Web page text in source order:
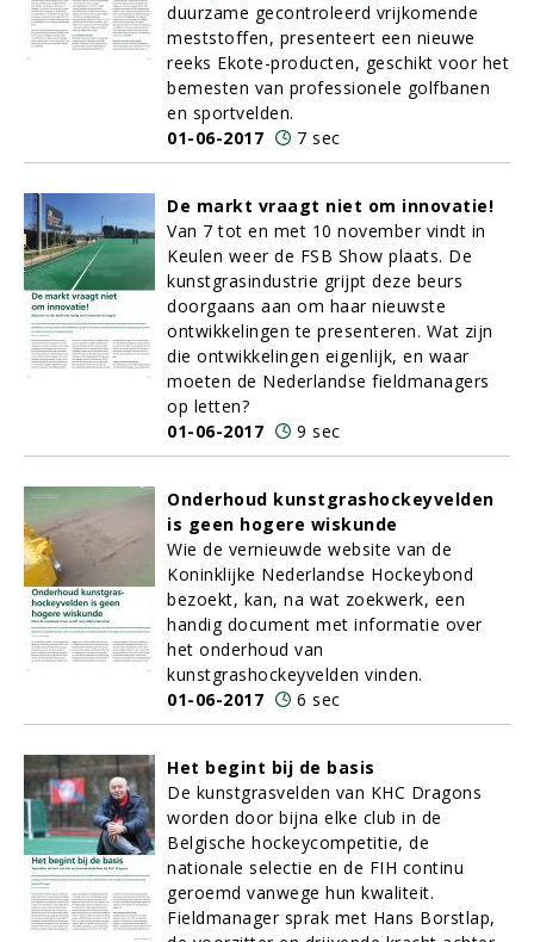
duurzame gecontroleerd vrijkomende
meststoffen, presenteert een nieuwe
reeks Ekote-producten, geschikt voor het
bemesten van professionele golfbanen
en sportvelden.
01-06-2017
7 sec
De markt vraagt niet om innovatie!
Van 7 tot en met 10 november vindt in
Keulen weer de FSB Show plaats. De
kunstgrasindustrie grijpt deze beurs
doorgaans aan om haar nieuwste
ontwikkelingen te presenteren. Wat zijn
die ontwikkelingen eigenlijk, en waar
moeten de Nederlandse fieldmanagers
op letten?
01-06-2017
9 sec
Onderhoud kunstgrashockeyvelden
is geen hogere wiskunde
Wie de vernieuwde website van de
Koninklijke Nederlandse Hockeybond
bezoekt, kan, na wat zoekwerk, een
handig document met informatie over
het onderhoud van
kunstgrashockeyvelden vinden.
01-06-2017
6 sec
Het begint bij de basis
De kunstgrasvelden van KHC Dragons
worden door bijna elke club in de
Belgische hockeycompetitie, de
nationale selectie en de FIH continu
geroemd vanwege hun kwaliteit.
Fieldmanager sprak met Hans Borstlap,